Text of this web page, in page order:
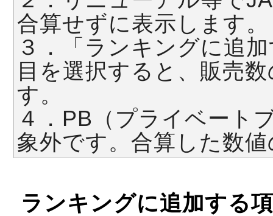
合算せずに表示します。
３．「ランキングに追
目を選択すると、販売
す。
４．PB（プライベート
象外です。合算した数
ランキングに追加する